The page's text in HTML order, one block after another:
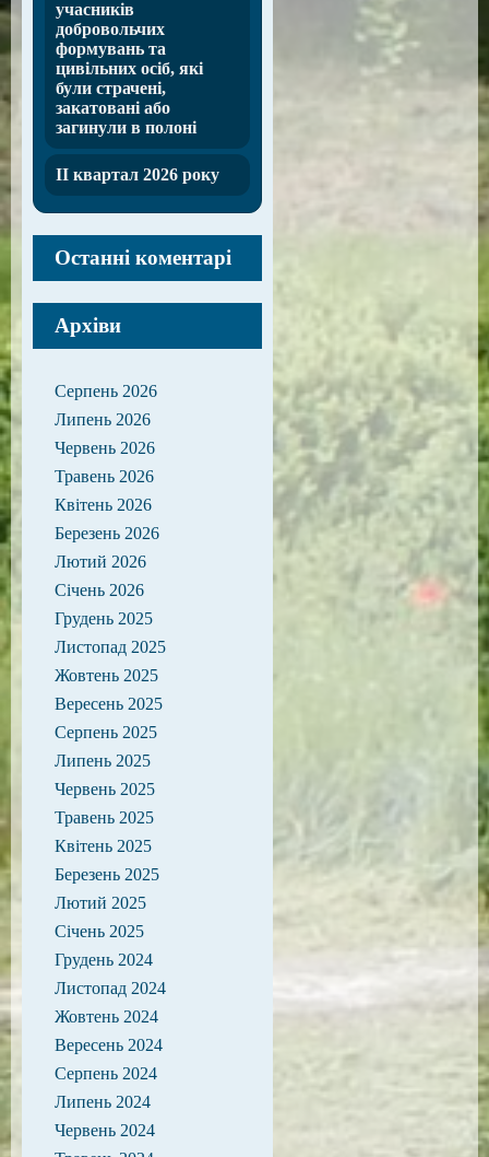
учасників
добровольчих
формувань та
цивільних осіб, які
були страчені,
закатовані або
загинули в полоні
ІІ квартал 2026 року
Останні коментарі
Архіви
Серпень 2026
Липень 2026
Червень 2026
Травень 2026
Квітень 2026
Березень 2026
Лютий 2026
Січень 2026
Грудень 2025
Листопад 2025
Жовтень 2025
Вересень 2025
Серпень 2025
Липень 2025
Червень 2025
Травень 2025
Квітень 2025
Березень 2025
Лютий 2025
Січень 2025
Грудень 2024
Листопад 2024
Жовтень 2024
Вересень 2024
Серпень 2024
Липень 2024
Червень 2024